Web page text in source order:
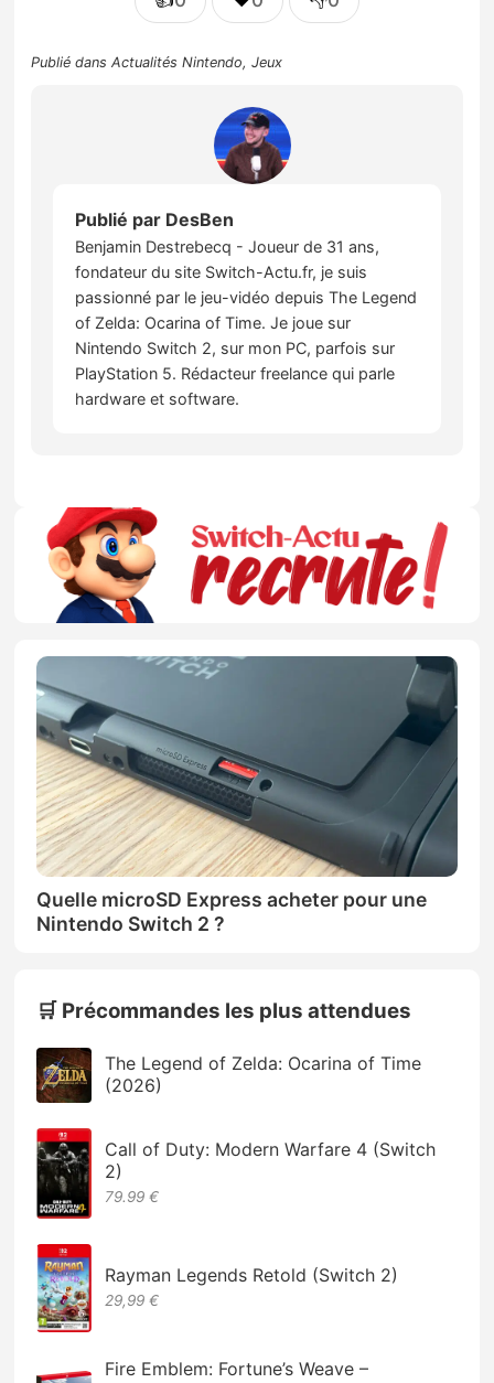
Publié dansActualités Nintendo,Jeux
Publié par DesBen
Benjamin Destrebecq - Joueur de 31 ans,
fondateur du site Switch-Actu.fr, je suis
passionné par le jeu-vidéo depuis The Legend
of Zelda: Ocarina of Time. Je joue sur
Nintendo Switch 2, sur mon PC, parfois sur
PlayStation 5. Rédacteur freelance qui parle
hardware et software.
Quelle microSD Express acheter pour une
Nintendo Switch 2 ?
🛒 Précommandes les plus attendues
The Legend of Zelda: Ocarina of Time
(2026)
Call of Duty: Modern Warfare 4 (Switch
2)
79.99 €
Rayman Legends Retold (Switch 2)
29,99 €
Fire Emblem: Fortune’s Weave –